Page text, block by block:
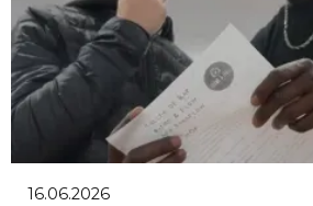
16.06.2026